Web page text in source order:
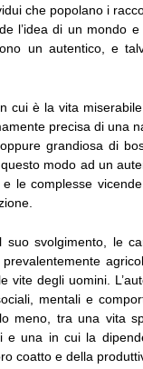
che popolano i
l’idea di un mondo
un autentico, e
cui è la vita
precisa di una
grandiosa di
modo ad un
le complesse
svolgimento, le
vite degli uomini.
mentali e
meno, tra una vita
e una in cui la
coatto e della